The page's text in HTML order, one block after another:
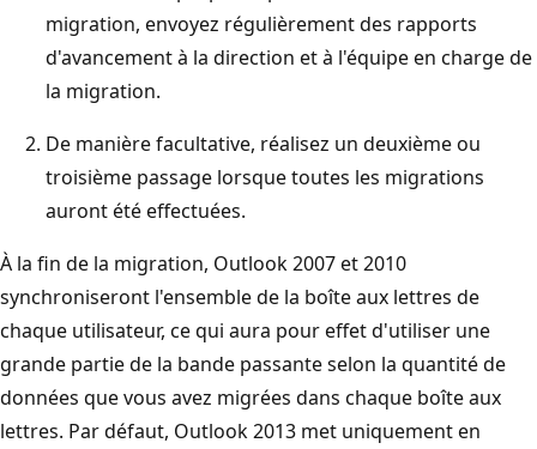
migration, envoyez régulièrement des rapports
d'avancement à la direction et à l'équipe en charge de
la migration.
De manière facultative, réalisez un deuxième ou
troisième passage lorsque toutes les migrations
auront été effectuées.
À la fin de la migration, Outlook 2007 et 2010
synchroniseront l'ensemble de la boîte aux lettres de
chaque utilisateur, ce qui aura pour effet d'utiliser une
grande partie de la bande passante selon la quantité de
données que vous avez migrées dans chaque boîte aux
lettres. Par défaut, Outlook 2013 met uniquement en